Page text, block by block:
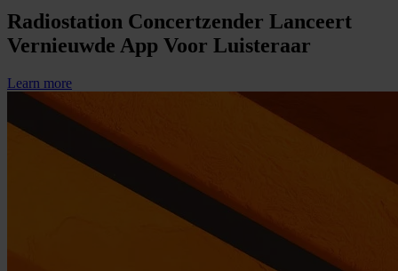
Radiostation Concertzender Lanceert
Vernieuwde App Voor Luisteraar
Learn more